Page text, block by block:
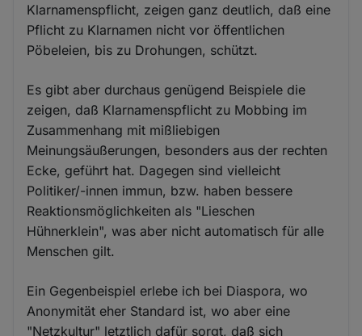
Klarnamenspflicht, zeigen ganz deutlich, daß eine
Pflicht zu Klarnamen nicht vor öffentlichen
Pöbeleien, bis zu Drohungen, schützt.
Es gibt aber durchaus genügend Beispiele die
zeigen, daß Klarnamenspflicht zu Mobbing im
Zusammenhang mit mißliebigen
Meinungsäußerungen, besonders aus der rechten
Ecke, geführt hat. Dagegen sind vielleicht
Politiker/-innen immun, bzw. haben bessere
Reaktionsmöglichkeiten als "Lieschen
Hühnerklein", was aber nicht automatisch für alle
Menschen gilt.
Ein Gegenbeispiel erlebe ich bei Diaspora, wo
Anonymität eher Standard ist, wo aber eine
"Netzkultur" letztlich dafür sorgt, daß sich